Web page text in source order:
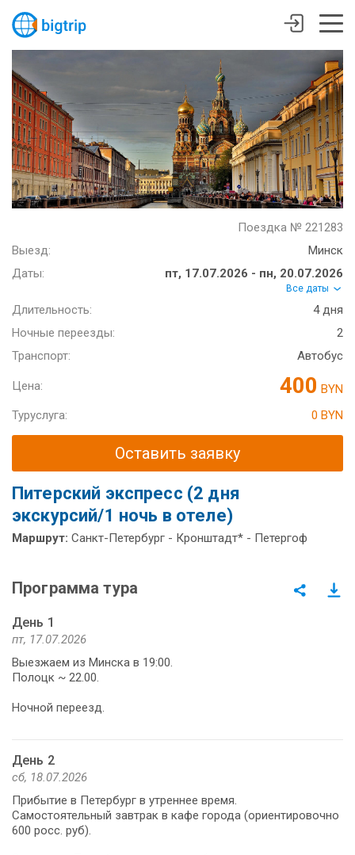
Поездка № 221283
Выезд:
Минск
Даты:
пт, 17.07.2026 - пн, 20.07.2026
Все даты
Длительность:
4 дня
Ночные переезды:
2
Транспорт:
Автобус
Цена: 400 BYN
Туруслуга:
0 BYN
Оставить заявку
Питерский экспресс (2 дня
экскурсий/1 ночь в отеле)
Маршрут: Санкт-Петербург - Кронштадт* - Петергоф
Программа тура
День 1
пт, 17.07.2026
Выезжаем из Минска в 19:00.
Полоцк ~ 22.00.
Ночной переезд.
День 2
сб, 18.07.2026
Прибытие в Петербург в утреннее время.
Самостоятельный завтрак в кафе города (ориентировочно
600 росс. руб).